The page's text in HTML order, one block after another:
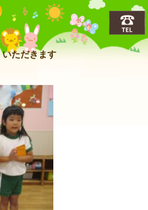
(うえだな)幼稚園
ただきます